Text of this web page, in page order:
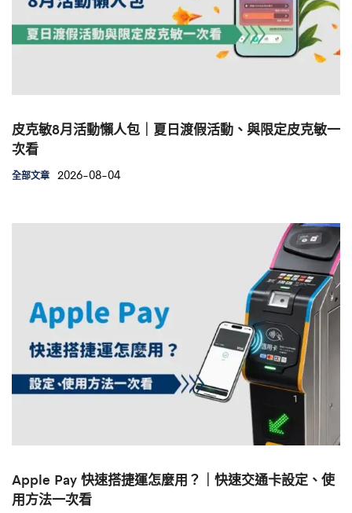
皮克敏8月活動懶人包｜夏日渡假活動、與限定皮克敏一
次看
全部文章 2026-08-04
Apple Pay 快速搭捷運怎麼用？｜快速交通卡設定、使
用方法一次看